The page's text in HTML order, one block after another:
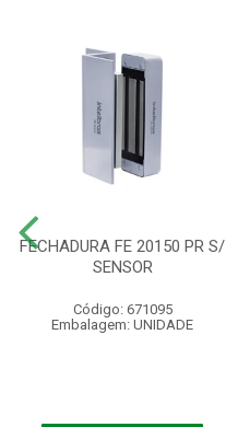
FECHADURA FE 20150 PR S/
SENSOR
Código: 671095
Embalagem: UNIDADE